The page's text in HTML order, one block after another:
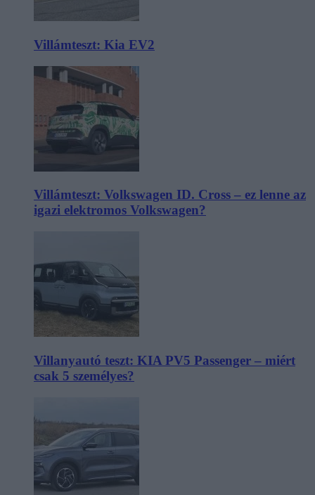
Villámteszt: Kia EV2
Villámteszt: Volkswagen ID. Cross – ez lenne az
igazi elektromos Volkswagen?
Villanyautó teszt: KIA PV5 Passenger – miért
csak 5 személyes?